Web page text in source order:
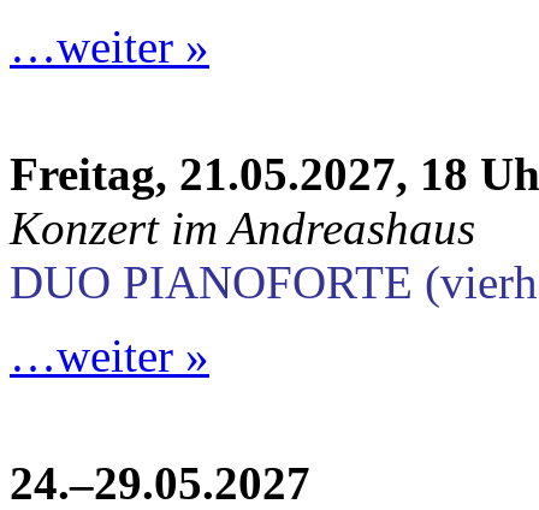
…weiter »
Freitag, 21.05.2027, 18
Konzert im Andreashaus
DUO PIANOFORTE
…weiter »
24.–29.05.2027